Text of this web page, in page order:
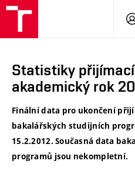
Statistiky
akademický rok
Finální data pro ukončení
bakalářských studijních
15.2.2012. Současná data
programů jsou nekompletní.